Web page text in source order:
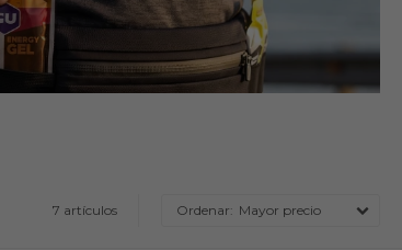
7 artículos Mayor precio